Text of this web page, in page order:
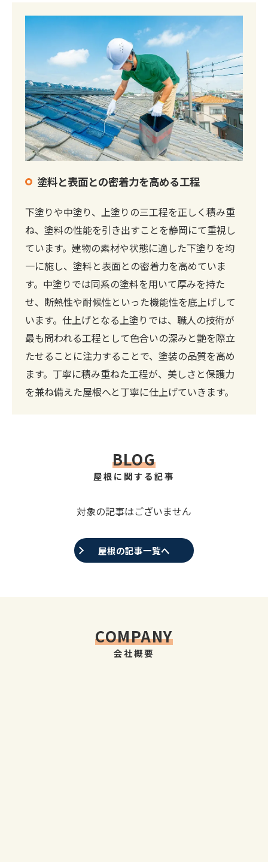
塗料と表面との密着力を高める工程
下塗りや中塗り、上塗りの三工程を正しく積み重
ね、塗料の性能を引き出すことを静岡にて重視し
ています。建物の素材や状態に適した下塗りを均
一に施し、塗料と表面との密着力を高めていま
す。中塗りでは同系の塗料を用いて厚みを持た
せ、断熱性や耐候性といった機能性を底上げして
います。仕上げとなる上塗りでは、職人の技術が
最も問われる工程として色合いの深みと艶を際立
たせることに注力することで、塗装の品質を高め
ます。丁寧に積み重ねた工程が、美しさと保護力
を兼ね備えた屋根へと丁寧に仕上げていきます。
屋根に関する記事
BLOG
対象の記事はございません
屋根の記事一覧へ
会社概要
COMPANY